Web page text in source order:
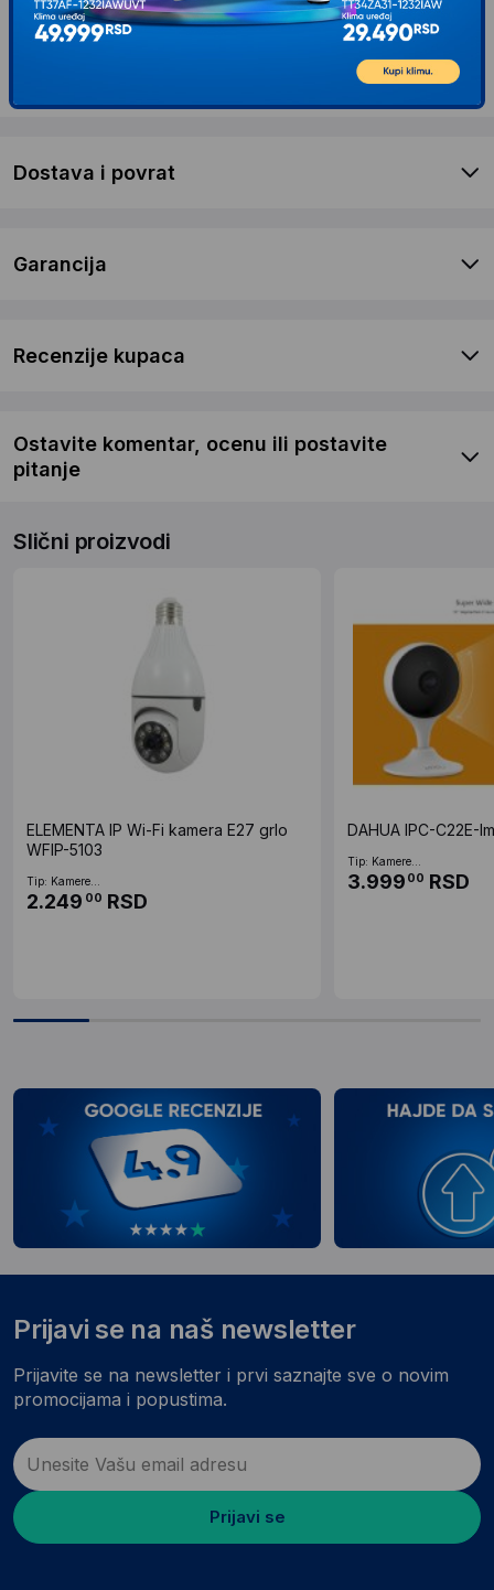
Opis proizvoda TP LINK VIGI C340(2.8mm)
(UN) 4MP Outdoor Full-Color Bullet Network
Dostava i povrat
Garancija
Recenzije kupaca
Ostavite komentar, ocenu ili postavite
pitanje
Slični proizvodi
ELEMENTA IP Wi-Fi kamera E27 grlo
WFIP-5103
Tip: Kamere...
2.249 00 RSD
DAHUA IPC-C22E-
Tip: Kamere...
3.999 00 RSD
Prijavi se na naš newsletter
Prijavite se na newsletter i prvi saznajte sve o novim
promocijama i popustima.
Prijavi se